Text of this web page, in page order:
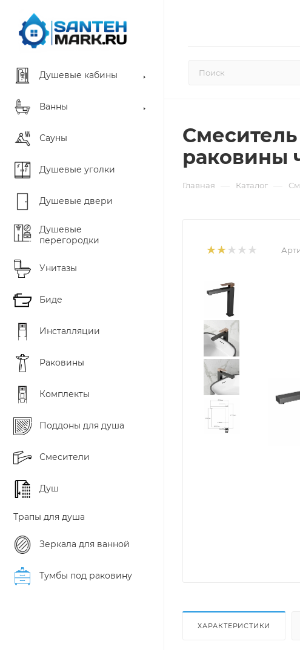
Душевые кабины
Ванны
Сауны
Душевые уголки
Душевые двери
Душевые
перегородки
Унитазы
Биде
Инсталляции
Раковины
Комплекты
Поддоны для душа
Смесители
Душ
Трапы для душа
Зеркала для ванной
Тумбы под раковину
раковины
Главная — Каталог —
ХАРАКТЕРИСТИКИ